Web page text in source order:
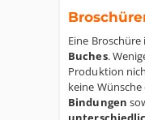
Eine Broschüre
Buches.
Produktion
keine
Bindungen